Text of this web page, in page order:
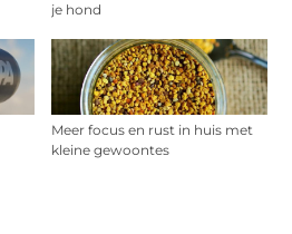
je hond
Meer focus en rust in huis met
kleine gewoontes